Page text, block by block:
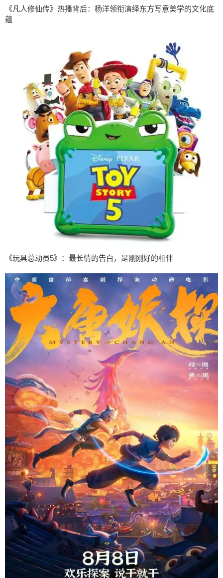
《凡人修仙传》热播背后：杨洋领衔演绎东方写意美学的文化底
蕴
《玩具总动员5》：最长情的告白，是刚刚好的相伴